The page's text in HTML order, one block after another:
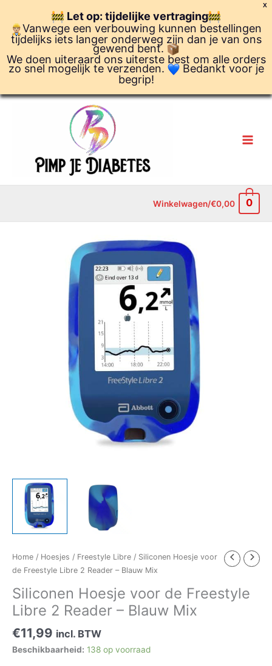
X
Let op: tijdelijke vertraging
Vanwege een verbouwing kunnen bestellingen
tijdelijks iets langer onderweg zijn dan je van ons
gewend bent.
We doen uiteraard ons uiterste best om alle orders
zo snel mogelijk te verzenden.
Bedankt voor je
begrip!
inhoud
Winkelwagen/€0,00 0
Home / Hoesjes / Freestyle Libre / Siliconen Hoesje voor
de Freestyle Libre 2 Reader – Blauw Mix
Siliconen Hoesje voor de Freestyle
Libre 2 Reader – Blauw Mix
€11,99 incl. BTW
Beschikbaarheid: 138 op voorraad